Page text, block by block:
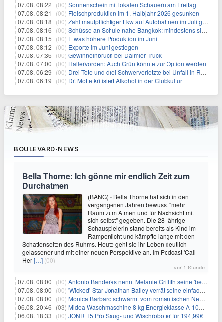
07.08. 08:22 | (00) Sonnenschein mit lokalen Schauern am Freitag
07.08. 08:21 | (00) Fleischproduktion im 1. Halbjahr 2026 gesunken
07.08. 08:18 | (00) Zahl mautpflichtiger Lkw auf Autobahnen im Juli gestiegen
07.08. 08:16 | (00) Schüsse an Schule nahe Bangkok: mindestens sieben Tote
07.08. 08:15 | (00) Etwas höhere Produktion im Juni
07.08. 08:12 | (00) Exporte im Juni gestiegen
07.08. 07:36 | (00) Gewinneinbruch bei Daimler Truck
07.08. 07:00 | (00) Hallervorden: Auch Grün könnte zur Option werden
07.08. 06:29 | (00) Drei Tote und drei Schwerverletzte bei Unfall in Rheinland-Pfalz
07.08. 06:19 | (00) Dr. Motte kritisiert Alkohol in der Clubkultur
BOULEVARD-NEWS
Bella Thorne: Ich gönne mir endlich Zeit zum
Durchatmen
(BANG) - Bella Thorne hat sich in den
vergangenen Jahren bewusst "mehr
Raum zum Atmen und für Nachsicht mit
sich selbst" gegeben. Die 28-jährige
Schauspielerin stand bereits als Kind im
Rampenlicht und kämpfte lange mit den
Schattenseiten des Ruhms. Heute geht sie ihr Leben deutlich
gelassener und mit einer neuen Perspektive an. Im Podcast 'Call
Her[…] (00)
vor 1 Stunde
07.08. 08:00 | (00) Antonio Banderas nennt Melanie Griffith seine 'beste Freundin'
07.08. 08:00 | (00) 'Wicked'-Star Jonathan Bailey verrät seine einfache Hautpflegeroutine
07.08. 08:00 | (00) Monica Barbaro schwärmt vom romantischen New York
06.08. 20:46 | (03) Midea Waschmaschine 8 kg Energieklasse A-10% 1400 U/Min für 289,97€
06.08. 18:33 | (00) JONR T5 Pro Saug- und Wischroboter für 194,99€